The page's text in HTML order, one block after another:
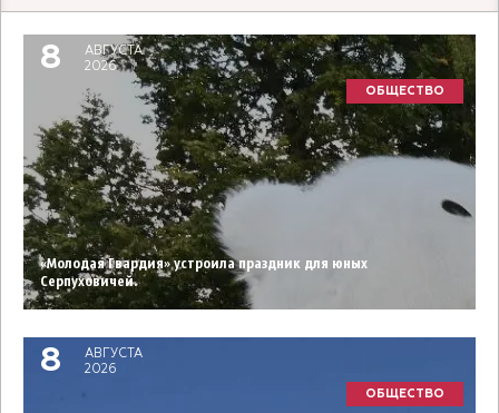
8
АВГУСТА
2026
ОБЩЕСТВО
«Молодая Гвардия» устроила праздник для юных
Серпуховичей.
8
АВГУСТА
2026
ОБЩЕСТВО